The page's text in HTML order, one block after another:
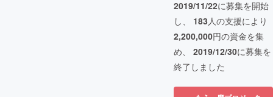
2019/11/22に募集を開始
し、 183人の支援により
2,200,000円の資金を集
め、 2019/12/30に募集を
終了しました